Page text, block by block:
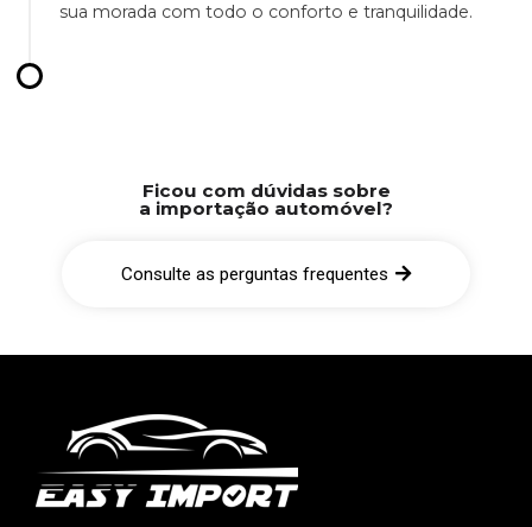
sua morada com todo o conforto e tranquilidade.
Ficou com dúvidas sobre
a importação automóvel?
Consulte as perguntas frequentes